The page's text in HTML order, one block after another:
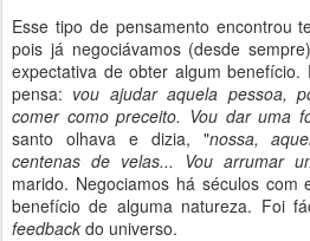
Esse tipo de pensamento encontrou
pois já negociávamos (desde
expectativa de obter algum
pensa: vou ajudar aquela pessoa,
comer como preceito. Vou dar uma
santo olhava e dizia, "nossa,
centenas de velas... Vou arrumar
marido. Negociamos há séculos com
benefício de alguma natureza. Foi
feedback do universo.